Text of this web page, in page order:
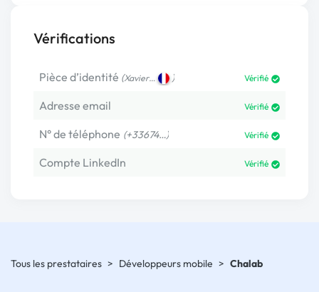
Vérifications
Pièce d’identité (Xavier… ) Vérifié
Adresse email Vérifié
N° de téléphone (+33674…) Vérifié
Compte LinkedIn Vérifié
Tous les prestataires > Développeurs mobile > Chalab